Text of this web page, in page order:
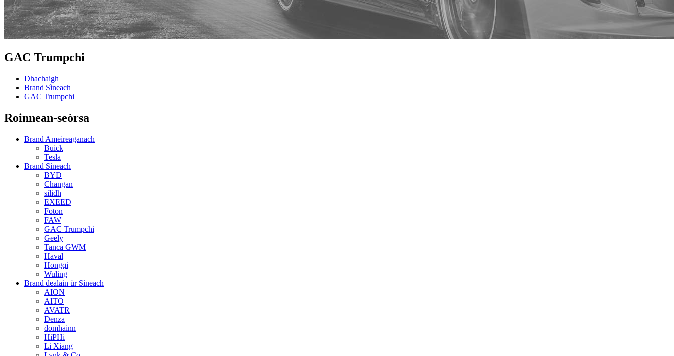
GAC Trumpchi
Dhachaigh
Brand Sìneach
GAC Trumpchi
Roinnean-seòrsa
Brand Ameireaganach
Buick
Tesla
Brand Sìneach
BYD
Changan
silidh
EXEED
Foton
FAW
GAC Trumpchi
Geely
Tanca GWM
Haval
Hongqi
Wuling
Brand dealain ùr Sìneach
AION
AITO
AVATR
Denza
domhainn
HiPHi
Li Xiang